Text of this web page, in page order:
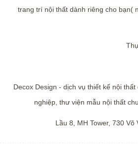
trang trí nội thất dành riêng cho bạn(
Decox Design - dịch vụ thiết kế nội
nghiệp, thư viện mẫu nội thất
Lầu 8, MH Tower, 730 Võ